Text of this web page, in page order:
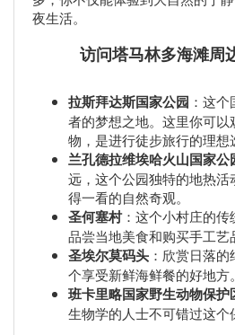
夜生活。
访问塔马林多海滩周
拉斯拜达斯国家公园 ：这
者的梦想之地。这里你可
物，是进行徒步旅行的理想
兰孔德拉维埃哈火山国家公
远，这个公园独特的地热
得一看的自然奇观。
圣何塞村：这个小村庄的传
品尝当地美食和购买手工艺
圣埃尔莫码头 ：欣赏日落
个享受新鲜海鲜餐的好地方。
班卡里略国家野生动物保护
生物学的人士不可错过这个